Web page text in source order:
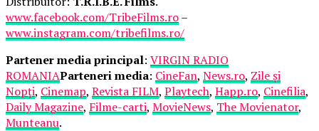
www.facebook.com/TribeFilms.ro–
www.instagram.com/tribefilms.ro/
Partener media principal: VIRGIN RADIO
ROMANIAParteneri media: CineFan, News.ro, Zile și
Nopți, Cinemap, Revista FILM, Playtech, Happ.ro, Cinefilia,
Daily Magazine, Filme-carti, MovieNews, The Movienator,
Munteanu.